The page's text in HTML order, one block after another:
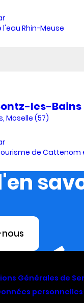
Rhin-Meuse
les-Bains
Moselle (57)
de Cattenom
Générales de
personnelles